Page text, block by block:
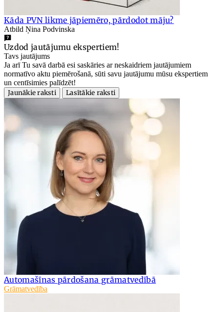
Kāda PVN likme jāpiemēro, pārdodot māju?
Atbild Ņina Podvinska
Uzdod jautājumu ekspertiem!
Tavs jautājums
Ja arī Tu savā darbā esi saskāries ar neskaidriem jautājumiem
normatīvo aktu piemērošanā, sūti savu jautājumu mūsu ekspertiem
un centīsimies palīdzēt!
Jaunākie raksti
Lasītākie raksti
Automašīnas pārdošana grāmatvedībā
Grāmatvedība